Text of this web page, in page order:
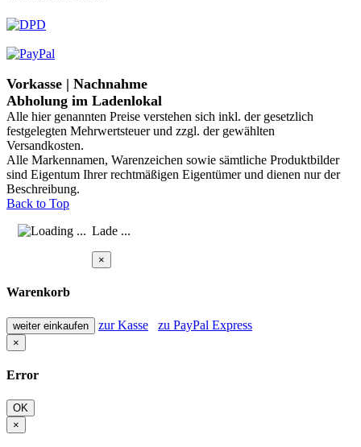
Vorkasse | Nachnahme
Abholung im Ladenlokal
Alle hier genannten Preise verstehen sich inkl. der gesetzlich
festgelegten Mehrwertsteuer und zzgl. der gewählten
Versandkosten.
Alle Markennamen, Warenzeichen sowie sämtliche Produktbilder
sind Eigentum Ihrer rechtmäßigen Eigentümer und dienen nur der
Beschreibung.
Back to Top
Lade ...
×
Warenkorb
weiter einkaufen zur Kasse zu PayPal Express
×
Error
OK
×